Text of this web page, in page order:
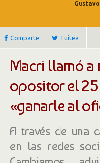
Comparte Tuitea
Macri llamó
opositor el
«ganarle al
A través de una
en las redes